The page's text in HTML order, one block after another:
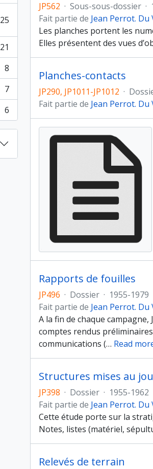
25
21
8
7
6
JP562 · Sous-sous-dossier ·
Fait partie de Jean Perrot.
Les planches portent les
Elles présentent des vues
Planches-contacts
JP290, JP1011-JP1012 ·
Fait partie de Jean Perrot.
Rapports de fouilles
JP496 · Dossier · 1955-1979
Fait partie de Jean Perrot.
A la fin de chaque
comptes rendus
communications (… Read
Structures mises au
JP398 · Dossier · 1955-1962
Fait partie de Jean Perrot.
Cette étude porte sur la
Notes, listes (matériel,
Relevés de terrain